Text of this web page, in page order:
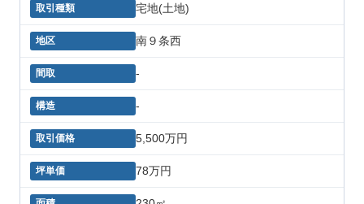
宅地(土地)
南９条西
-
-
5,500万円
78万円